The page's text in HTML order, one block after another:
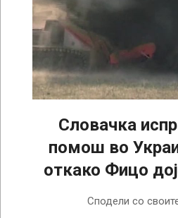
Словачка
помош во
откако Фицо
Сподели со